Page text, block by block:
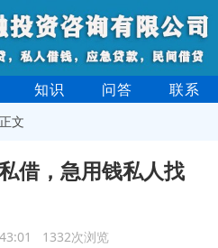
知识 问答 联系
文
借，急用钱私人找
1332次浏览